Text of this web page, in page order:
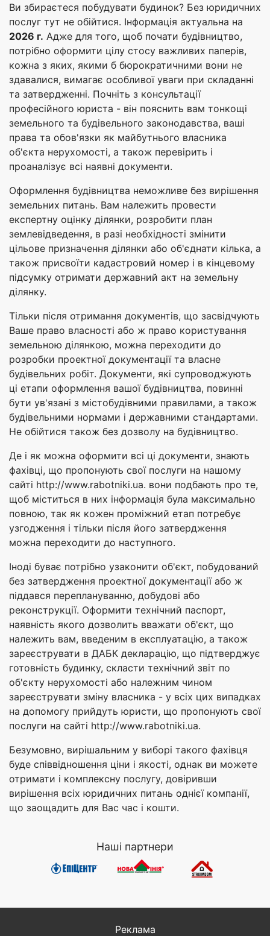
Ви збираєтеся побудувати будинок? Без юридичних
послуг тут не обійтися. Інформація актуальна на
2026 г. Адже для того, щоб почати будівництво,
потрібно оформити цілу стосу важливих паперів,
кожна з яких, якими б бюрократичними вони не
здавалися, вимагає особливої уваги при складанні
та затвердженні. Почніть з консультації
професійного юриста - він пояснить вам тонкощі
земельного та будівельного законодавства, ваші
права та обов'язки як майбутнього власника
об'єкта нерухомості, а також перевірить і
проаналізує всі наявні документи.
Оформлення будівництва неможливе без вирішення
земельних питань. Вам належить провести
експертну оцінку ділянки, розробити план
землевідведення, в разі необхідності змінити
цільове призначення ділянки або об'єднати кілька, а
також присвоїти кадастровий номер і в кінцевому
підсумку отримати державний акт на земельну
ділянку.
Тільки після отримання документів, що засвідчують
Ваше право власності або ж право користування
земельною ділянкою, можна переходити до
розробки проектної документації та власне
будівельних робіт. Документи, які супроводжують
ці етапи оформлення вашої будівництва, повинні
бути ув'язані з містобудівними правилами, а також
будівельними нормами і державними стандартами.
Не обійтися також без дозволу на будівництво.
Де і як можна оформити всі ці документи, знають
фахівці, що пропонують свої послуги на нашому
сайті http://www.rabotniki.ua. вони подбають про те,
щоб міститься в них інформація була максимально
повною, так як кожен проміжний етап потребує
узгодження і тільки після його затвердження
можна переходити до наступного.
Іноді буває потрібно узаконити об'єкт, побудований
без затвердження проектної документації або ж
піддався переплануванню, добудові або
реконструкції. Оформити технічний паспорт,
наявність якого дозволить вважати об'єкт, що
належить вам, введеним в експлуатацію, а також
зареєструвати в ДАБК декларацію, що підтверджує
готовність будинку, скласти технічний звіт по
об'єкту нерухомості або належним чином
зареєструвати зміну власника - у всіх цих випадках
на допомогу прийдуть юристи, що пропонують свої
послуги на сайті http://www.rabotniki.ua.
Безумовно, вирішальним у виборі такого фахівця
буде співвідношення ціни і якості, однак ви можете
отримати і комплексну послугу, довіривши
вирішення всіх юридичних питань однієї компанії,
що заощадить для Вас час і кошти.
Наші партнери
Реклама